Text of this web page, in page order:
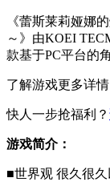
《蕾斯莱莉娅娜
～》由KOEI
款基于PC平台的
了解游戏更多详情
快人一步抢福利？
游戏简介：
■世界观 很久很